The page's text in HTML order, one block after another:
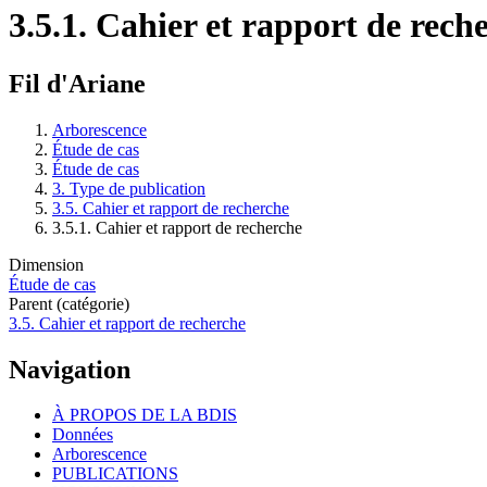
3.5.1. Cahier et rapport de
Fil d'Ariane
Arborescence
Étude de cas
Étude de cas
3. Type de publication
3.5. Cahier et rapport de recherche
3.5.1. Cahier et rapport de recherche
Dimension
Étude de cas
Parent (catégorie)
3.5. Cahier et rapport de recherche
Navigation
À PROPOS DE LA BDIS
Données
Arborescence
PUBLICATIONS